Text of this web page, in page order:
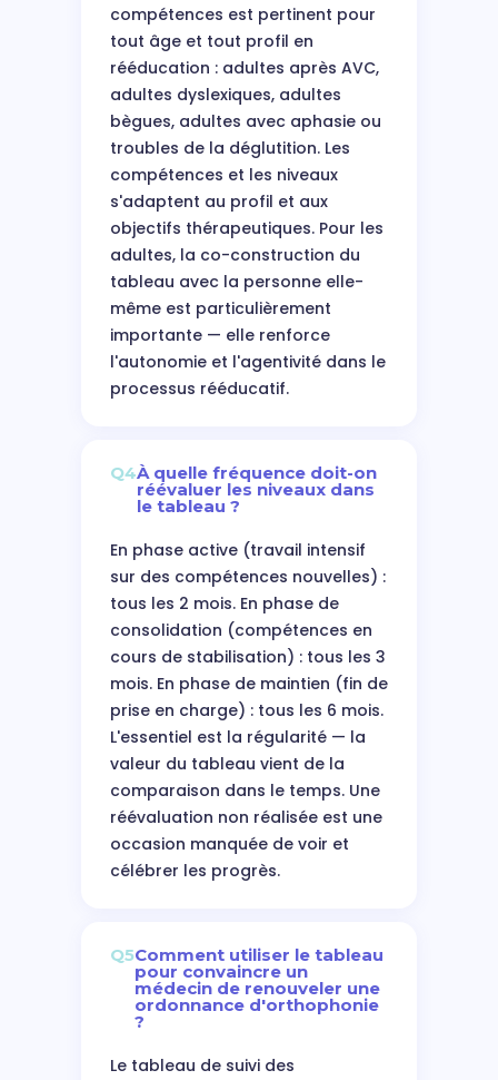
compétences est pertinent pour
tout âge et tout profil en
rééducation : adultes après AVC,
adultes dyslexiques, adultes
bègues, adultes avec aphasie ou
troubles de la déglutition. Les
compétences et les niveaux
s'adaptent au profil et aux
objectifs thérapeutiques. Pour les
adultes, la co-construction du
tableau avec la personne elle-
même est particulièrement
importante — elle renforce
l'autonomie et l'agentivité dans le
processus rééducatif.
Q4À quelle fréquence doit-on
réévaluer les niveaux dans
le tableau ?
En phase active (travail intensif
sur des compétences nouvelles) :
tous les 2 mois. En phase de
consolidation (compétences en
cours de stabilisation) : tous les 3
mois. En phase de maintien (fin de
prise en charge) : tous les 6 mois.
L'essentiel est la régularité — la
valeur du tableau vient de la
comparaison dans le temps. Une
réévaluation non réalisée est une
occasion manquée de voir et
célébrer les progrès.
Q5Comment utiliser le tableau
pour convaincre un
médecin de renouveler une
ordonnance d'orthophonie
?
Le tableau de suivi des